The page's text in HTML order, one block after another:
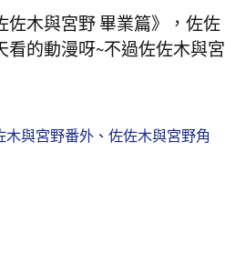
佐木與宮野 畢業篇》，佐佐
的動漫呀~不過佐佐木與宮
木與宮野番外、 佐佐木與宮野角